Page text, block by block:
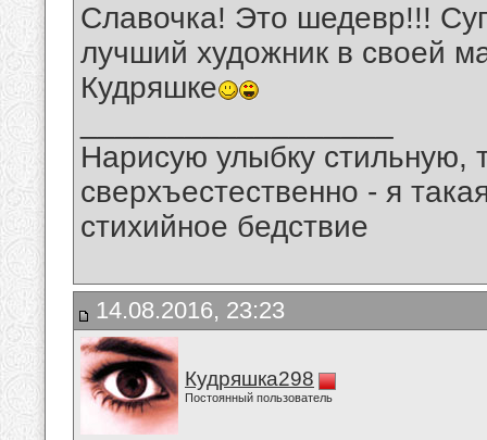
Славочка! Это шедевр!!!
лучший художник в своей
Кудряшке
Нарисую улыбку стильную,
сверхъестественно - я
стихийное бедствие
14.08.2016, 23:23
Кудряшка298
Постоянный пользователь